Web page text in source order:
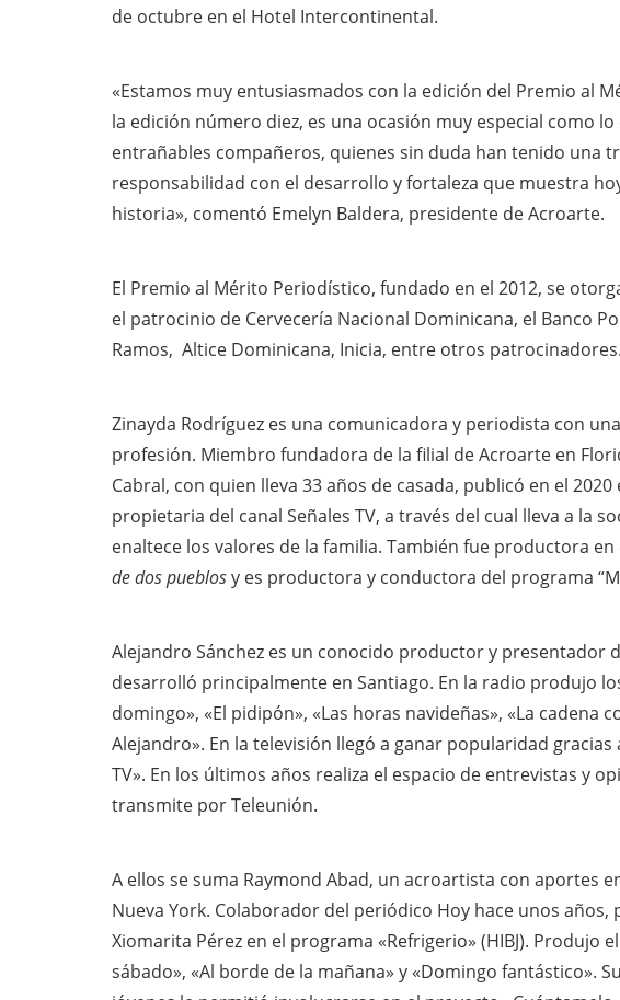
de octubre en el Hotel Intercontinental.
«Estamos muy entusiasmados con la edición del Premio al
la edición número diez, es una ocasión muy especial como
entrañables compañeros, quienes sin duda han tenido una
responsabilidad con el desarrollo y fortaleza que muestra
historia», comentó Emelyn Baldera, presidente de Acroarte.
El Premio al Mérito Periodístico, fundado en el 2012, se
el patrocinio de Cervecería Nacional Dominicana, el Banco
Ramos, Altice Dominicana, Inicia, entre otros patrocinadores.
Zinayda Rodríguez es una comunicadora y periodista con
profesión. Miembro fundadora de la filial de Acroarte en
Cabral, con quien lleva 33 años de casada, publicó en el 2020
propietaria del canal Señales TV, a través del cual lleva a la
enaltece los valores de la familia. También fue productora
de dos pueblosy es productora y conductora del programa
Alejandro Sánchez es un conocido productor y presentador
desarrolló principalmente en Santiago. En la radio produjo
domingo», «El pidipón», «Las horas navideñas», «La cadena
Alejandro». En la televisión llegó a ganar popularidad
TV». En los últimos años realiza el espacio de entrevistas y
transmite por Teleunión.
A ellos se suma Raymond Abad, un acroartista con aportes
Nueva York. Colaborador del periódico Hoy hace unos
Xiomarita Pérez en el programa «Refrigerio» (HIBJ). Produjo
sábado», «Al borde de la mañana» y «Domingo fantástico».